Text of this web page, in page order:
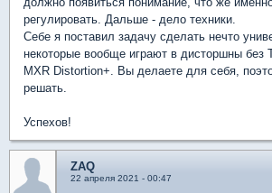
регулировать. Дальше - дело техники.
Себе я поставил задачу сделать нечто
некоторые вообще играют в дисторшны без
MXR Distortion+. Вы делаете для себя,
решать.
Успехов!
ZAQ
22 апреля 2021 - 00:47